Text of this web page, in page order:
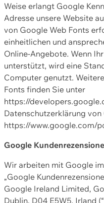
Weise erlangt Google
Adresse unsere Website
von Google Web Fonts
einheitlichen und
Online-Angebote. Wenn
unterstützt, wird eine
Computer genutzt.
Fonts finden Sie unter
https://
Datenschutzerklärung von
https://www.google.com/
Google
Wir arbeiten mit Google
„Google
Google Ireland Limited,
Dublin, D04 E5W5, Irland